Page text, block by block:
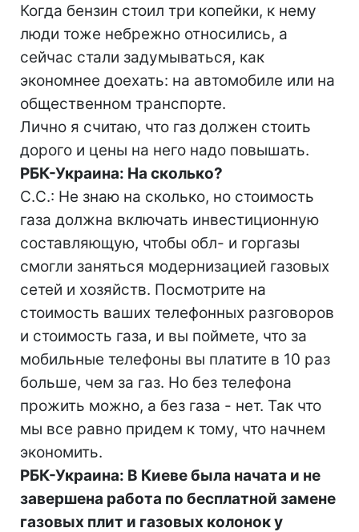
Когда бензин стоил три копейки, к нему
люди тоже небрежно относились, а
сейчас стали задумываться, как
экономнее доехать: на автомобиле или на
общественном транспорте.
Лично я считаю, что газ должен стоить
дорого и цены на него надо повышать.
РБК-Украина: На сколько?
С.С.: Не знаю на сколько, но стоимость
газа должна включать инвестиционную
составляющую, чтобы обл- и горгазы
смогли заняться модернизацией газовых
сетей и хозяйств. Посмотрите на
стоимость ваших телефонных разговоров
и стоимость газа, и вы поймете, что за
мобильные телефоны вы платите в 10 раз
больше, чем за газ. Но без телефона
прожить можно, а без газа - нет. Так что
мы все равно придем к тому, что начнем
экономить.
РБК-Украина: В Киеве была начата и не
завершена работа по бесплатной замене
газовых плит и газовых колонок у